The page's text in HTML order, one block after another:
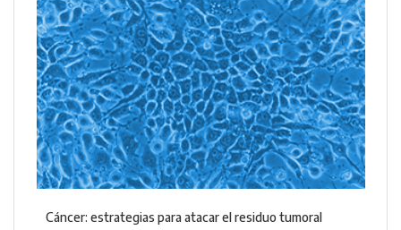
Cáncer: estrategias para atacar el residuo tumoral